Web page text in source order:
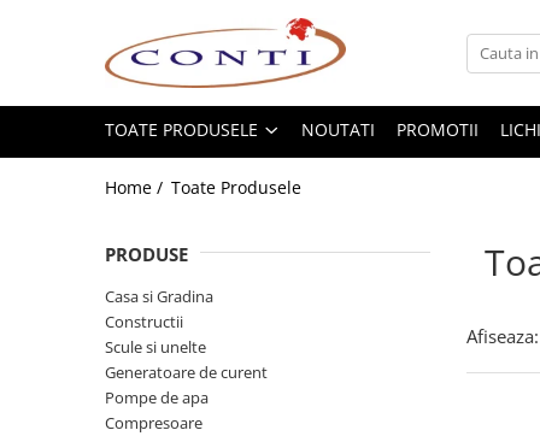
Toate Produsele
Casa si Gradina
Utilaje pentru gradina si accesorii
Atomizoare si Pulverizatoare
Drujbe si fierastraie cu lant
Fierastraie pentru busteni
Foarfeci de gradina
Masini de tuns iarba si accesorii
Motocoase si accesorii
Motocositori
TOATE PRODUSELE NOUTATI PROMOTII
Home / Toate Produsele
PRODUSE
Casa si Gradina
Constructii
Scule si unelte
Generatoare de curent
Pompe de apa
Compresoare
Afiseaza: